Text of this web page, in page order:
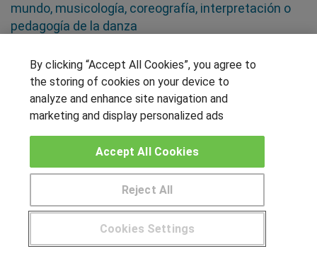
mundo, musicología, coreografía, interpretación o
pedagogía de la danza
SÍGUENOS EN LAS REDES
Muro de los idiomas
Hablemos de empleo
CENTROS DE FORMACIÓN
¿Tienes alguna duda? 900 264 357
By clicking “Accept All Cookies”, you agree to
the storing of cookies on your device to
analyze and enhance site navigation and
marketing and display personalized ads
Cookies Settings
Reject All
Accept All Cookies